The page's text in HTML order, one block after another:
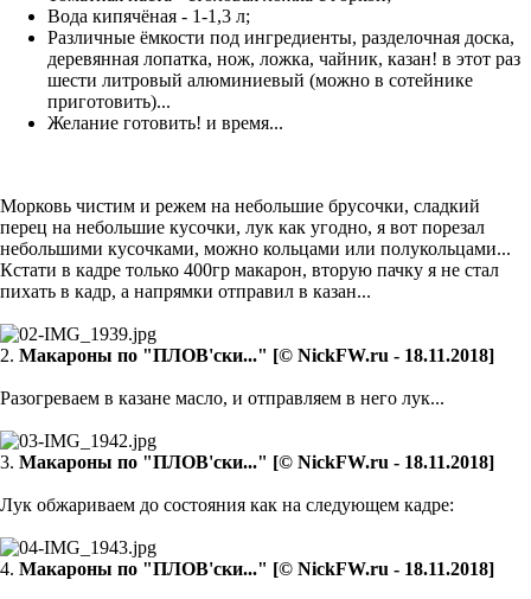
Вода кипячёная - 1-1,3 л;
Различные ёмкости под ингредиенты, разделочная доска,
деревянная лопатка, нож, ложка, чайник, казан! в этот раз
шести литровый алюминиевый (можно в сотейнике
приготовить)...
Желание готовить! и время...
Морковь чистим и режем на небольшие брусочки, сладкий
перец на небольшие кусочки, лук как угодно, я вот порезал
небольшими кусочками, можно кольцами или полукольцами...
Кстати в кадре только 400гр макарон, вторую пачку я не стал
пихать в кадр, а напрямки отправил в казан...
2. Макароны по "ПЛОВ'ски..." [© NickFW.ru - 18.11.2018]
Разогреваем в казане масло, и отправляем в него лук...
3. Макароны по "ПЛОВ'ски..." [© NickFW.ru - 18.11.2018]
Лук обжариваем до состояния как на следующем кадре:
4. Макароны по "ПЛОВ'ски..." [© NickFW.ru - 18.11.2018]